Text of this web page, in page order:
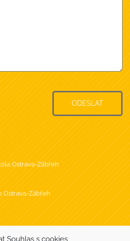
Souhlas s cookies
ODESLAT
Ostrava-Zábřeh
Ostrava-Zábřeh